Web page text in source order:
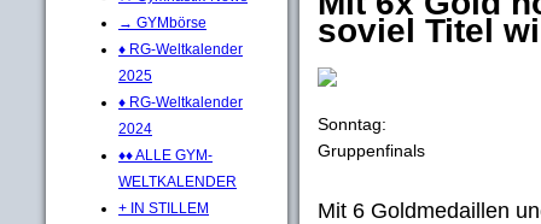
→ GYMbörse
♦ RG-Weltkalender
2025
♦ RG-Weltkalender
2024
♦♦ ALLE GYM-
WELTKALENDER
+ IN STILLEM
soviel Titel
Sonntag:
Gruppenfinals
Mit 6 Goldmedaillen